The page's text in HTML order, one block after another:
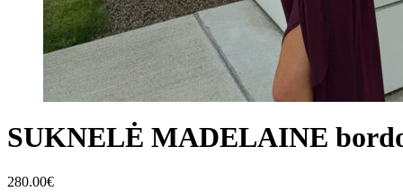
SUKNELĖ MADELAINE
280.00€